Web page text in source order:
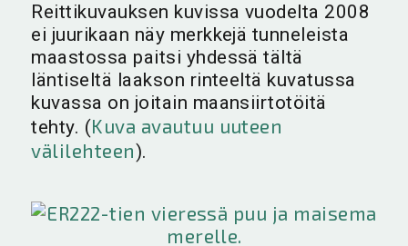
Reittikuvauksen kuvissa vuodelta 2008
ei juurikaan näy merkkejä tunneleista
maastossa paitsi yhdessä tältä
läntiseltä laakson rinteeltä kuvatussa
kuvassa on joitain maansiirtotöitä
tehty. (Kuva avautuu uuteen
välilehteen).